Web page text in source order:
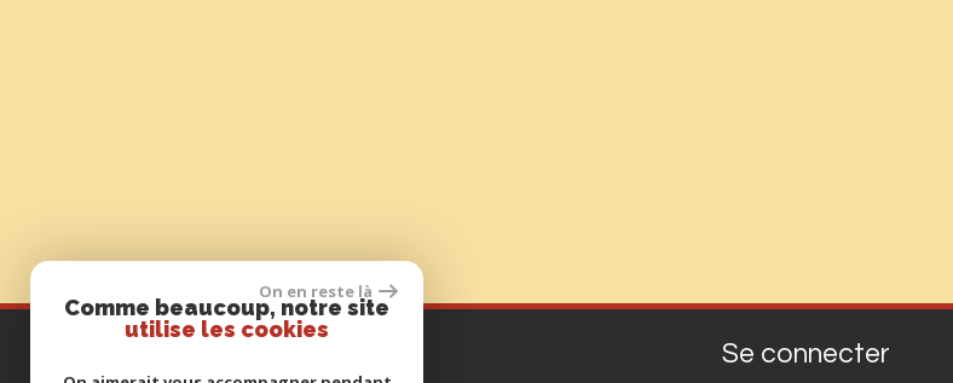
Se connecter
On en reste là
Comme beaucoup, notre site
utilise les cookies